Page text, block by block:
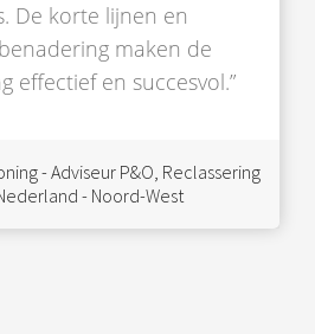
De korte lijnen en
maken de
effectief en succesvol.”
- Adviseur P&O, Reclassering
- Noord-West